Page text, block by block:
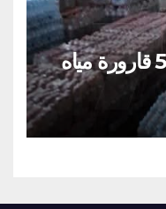
نابل: حجز أكثر من 5000 قارورة مياه